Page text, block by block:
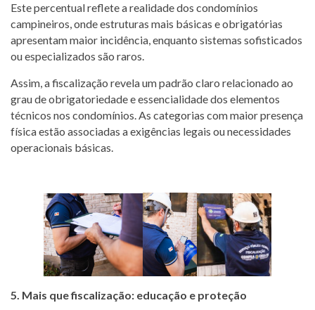
Este percentual reflete a realidade dos condomínios
campineiros, onde estruturas mais básicas e obrigatórias
apresentam maior incidência, enquanto sistemas sofisticados
ou especializados são raros.
Assim, a fiscalização revela um padrão claro relacionado ao
grau de obrigatoriedade e essencialidade dos elementos
técnicos nos condomínios. As categorias com maior presença
física estão associadas a exigências legais ou necessidades
operacionais básicas.
5. Mais que fiscalização: educação e proteção